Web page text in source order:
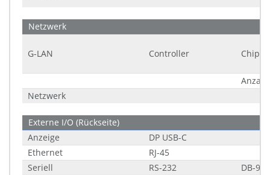
Netzwerk
G-LAN Controller
Anzahl
Netzwerk
Externe I/O (Rückseite)
Anzeige
DP USB-C
Ethernet
RJ-45
Seriell
RS-232
DB-9